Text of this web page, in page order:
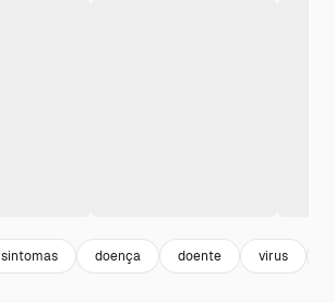
sintomas doença doente virus